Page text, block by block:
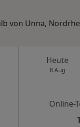
von Unna,
Heute
8 Aug
Online-